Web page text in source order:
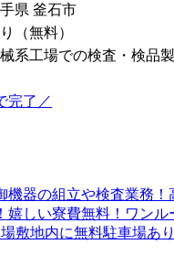
県 釜石市
（無料）
系工場での検査・検品
完了／